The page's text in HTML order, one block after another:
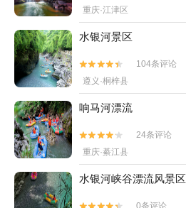
重庆·江津区
水银河景区


104条评论
遵义·桐梓县
响马河漂流


24条评论
重庆·綦江县
水银河峡谷漂流风景区

 0条评论